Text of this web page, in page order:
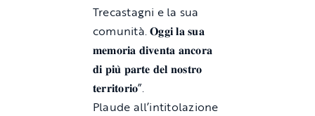
Trecastagni e la sua
comunità. 𝐎𝐠𝐠𝐢 𝐥𝐚 𝐬𝐮𝐚
𝐦𝐞𝐦𝐨𝐫𝐢𝐚 𝐝𝐢𝐯𝐞𝐧𝐭𝐚 𝐚𝐧𝐜𝐨𝐫𝐚
𝐝𝐢 𝐩𝐢𝐮̀ 𝐩𝐚𝐫𝐭𝐞 𝐝𝐞𝐥 𝐧𝐨𝐬𝐭𝐫𝐨
𝐭𝐞𝐫𝐫𝐢𝐭𝐨𝐫𝐢𝐨”.
Plaude all’intitolazione